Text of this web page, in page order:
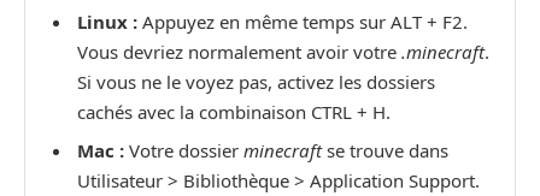
Linux : Appuyez en même temps sur ALT + F2.
Vous devriez normalement avoir votre .minecraft.
Si vous ne le voyez pas, activez les dossiers
cachés avec la combinaison CTRL + H.
Mac : Votre dossier minecraftse trouve dans
Utilisateur > Bibliothèque > Application Support.